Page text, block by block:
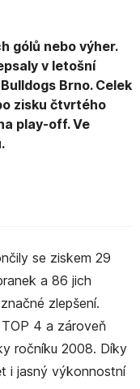
gólů nebo výher.
v letošní
Brno. Celek
zisku čtvrtého
play-off. Ve
se ziskem 29
a 86 jich
zlepšení.
4 a zároveň
ročníku 2008. Díky
i jasný výkonnostní